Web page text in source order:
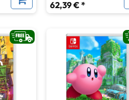
62,39 € *